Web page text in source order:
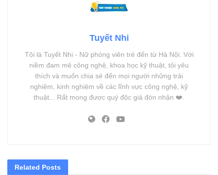
Tuyết Nhi
Tôi là Tuyết Nhi - Nữ phóng viên trẻ đến từ Hà Nội. Với
niềm đam mê công nghệ, khoa học kỹ thuật, tôi yêu
thích và muốn chia sẻ đến mọi người những trải
nghiệm, kinh nghiệm về các lĩnh vực công nghệ, kỹ
thuật... Rất mong được quý độc giả đón nhận ❤️.
Related Posts